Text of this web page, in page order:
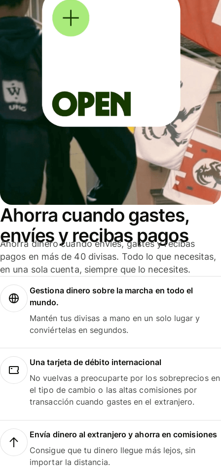
Ahorra cuando gastes,
envíes y recibas pagos
Ahorra dinero cuando envíes, gastes y recibas
pagos en más de 40 divisas. Todo lo que necesitas,
en una sola cuenta, siempre que lo necesites.
Gestiona dinero sobre la marcha en todo el
mundo.
Mantén tus divisas a mano en un solo lugar y
conviértelas en segundos.
Una tarjeta de débito internacional
No vuelvas a preocuparte por los sobreprecios en
el tipo de cambio o las altas comisiones por
transacción cuando gastes en el extranjero.
Envía dinero al extranjero y ahorra en comisiones
Consigue que tu dinero llegue más lejos, sin
importar la distancia.